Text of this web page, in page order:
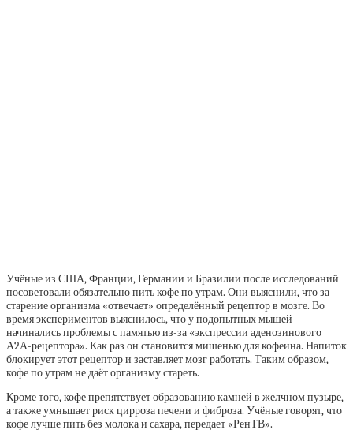
Учёные из США, Франции, Германии и Бразилии после исследований
посоветовали обязательно пить кофе по утрам. Они выяснили, что за
старение организма «отвечает» определённый рецептор в мозге. Во
время экспериментов выяснилось, что у подопытных мышей
начинались проблемы с памятью из-за «экспрессии аденозинового
А2А-рецептора». Как раз он становится мишенью для кофеина. Напиток
блокирует этот рецептор и заставляет мозг работать. Таким образом,
кофе по утрам не даёт организму стареть.
Кроме того, кофе препятствует образованию камней в желчном пузыре,
а также умньшает риск цирроза печени и фиброза. Учёные говорят, что
кофе лучше пить без молока и сахара, передает «РенТВ».